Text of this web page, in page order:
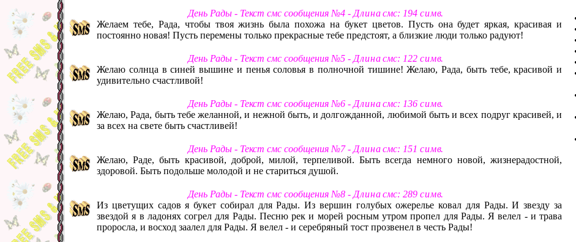
День Рады - Текст смс сообщения №4 - Д л и н асмс: 194 с и м в.
Желаем тебе, Рада, чтобы твоя жизнь была похожа на букет цветов. Пусть она будет яркая, красивая и
постоянно новая! Пусть перемены только прекрасные тебе предстоят, а близкие люди только радуют!
День Рады - Текст смс сообщения №5 - Д л и н асмс: 122 с и м в.
Желаю солнца в синей вышине и пенья соловья в полночной тишине! Желаю, Рада, быть тебе, красивой и
удивительно счастливой!
День Рады - Текст смс сообщения №6 - Д л и н асмс: 136 с и м в.
Желаю, Рада, быть тебе желанной, и нежной быть, и долгожданной, любимой быть и всех подруг красивей, и
за всех на свете быть счастливей!
День Рады - Текст смс сообщения №7 - Д л и н асмс: 151 с и м в.
Желаю, Раде, быть красивой, доброй, милой, терпеливой. Быть всегда немного новой, жизнерадостной,
здоровой. Быть подольше молодой и не стариться душой.
День Рады - Текст смс сообщения №8 - Д л и н асмс: 289 с и м в.
Из цветущих садов я букет собирал для Рады. Из вершин голубых ожерелье ковал для Рады. И звезду за
звездой я в ладонях согрел для Рады. Песню рек и морей росным утром пропел для Рады. Я велел - и трава
проросла, и восход заалел для Рады. Я велел - и серебряный тост прозвенел в честь Рады!